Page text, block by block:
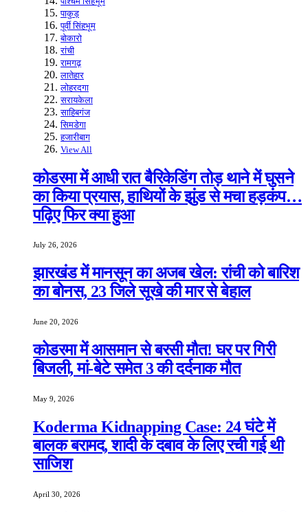
पाकुड़
पूर्वी सिंहभूम
बोकारो
रांची
रामगढ़
लातेहार
लोहरदगा
सरायकेला
साहिबगंज
सिमडेगा
हजारीबाग
View All
कोडरमा में आधी रात बैरिकेडिंग तोड़ थाने में घुसने
का किया प्रयास, हाथियों के झुंड से मचा हड़कंप…
पढ़िए फिर क्या हुआ
July 26, 2026
झारखंड में मानसून का अजब खेल: रांची को बारिश
का बोनस, 23 जिले सूखे की मार से बेहाल
June 20, 2026
कोडरमा में आसमान से बरसी मौत! घर पर गिरी
बिजली, मां-बेटे समेत 3 की दर्दनाक मौत
May 9, 2026
Koderma Kidnapping Case: 24 घंटे में
बालक बरामद, शादी के दबाव के लिए रची गई थी
साजिश
April 30, 2026